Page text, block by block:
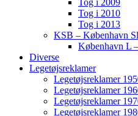
Tog i 2009
Tog i 2010
Tog i 2013
KSB – København
København L
Diverse
Legetøjsreklamer
Legetøjsreklamer
Legetøjsreklamer
Legetøjsreklamer
Legetøjsreklamer